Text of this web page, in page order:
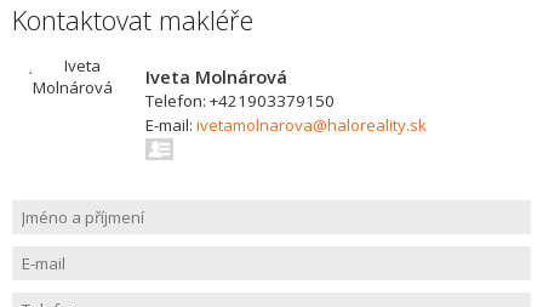
Kontaktovat makléře
Iveta Molnárová
Telefon: +421903379150
E-mail: ivetamolnarova@haloreality.sk